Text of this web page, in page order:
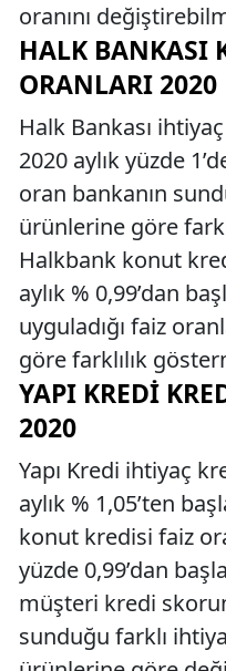
oranını
HALK BANKASI
ORANLARI 2020
Halk Bankası
2020 aylık yüzde
oran bankanın
ürünlerine göre
Halkbank konut
aylık % 0,99’dan
uyguladığı faiz
göre farklılık
YAPI KREDI
2020
Yapı Kredi ihtiyaç
aylık % 1,05’ten
konut kredisi faiz
yüzde 0,99’dan
müşteri kredi
sunduğu farklı